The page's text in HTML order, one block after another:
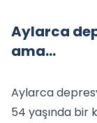
Aylarca
ama...
Aylarca
54 yaşında bir